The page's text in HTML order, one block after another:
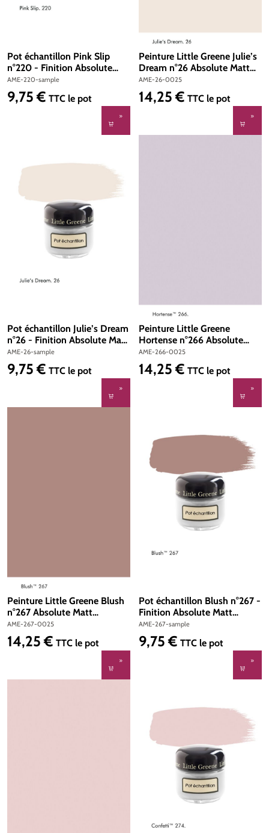
Pot échantillon Pink Slip
n°220 - Finition Absolute
Matt Emulsion
AME-220-sample
Prix régulier :
9,75 € TTC le pot
Peinture Little Greene Julie’s
Dream n°26 Absolute Matt
Emulsion 250 ml
AME-26-0025
Prix régulier :
14,25 € TTC le pot
Pot échantillon Julie’s Dream
n°26 - Finition Absolute Matt
Emulsion
AME-26-sample
Prix régulier :
9,75 € TTC le pot
Peinture Little Greene
Hortense n°266 Absolute
Matt Emulsion 250 ml
AME-266-0025
Prix régulier :
14,25 € TTC le pot
Peinture Little Greene Blush
n°267 Absolute Matt
Emulsion 250 ml
AME-267-0025
Prix régulier :
14,25 € TTC le pot
Pot échantillon Blush n°267 -
Finition Absolute Matt
Emulsion
AME-267-sample
Prix régulier :
9,75 € TTC le pot